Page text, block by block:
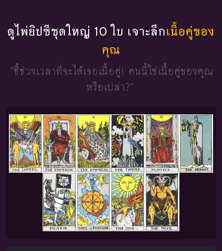
ดูไพ่ยิปซีชุดใหญ่ 10 ใบ เจาะลึกเนื้อคู่ของ
คุณ
"ชี้ช่วงเวลาที่จะได้เจอเนื้อคู่! คนนี้ใช่เนื้อคู่ของคุณ
หรือเปล่า?"